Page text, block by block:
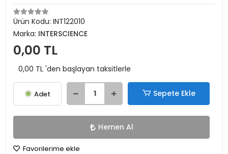
Ürün Kodu: INT122010
Marka: INTERSCIENCE
0,00 TL
0,00 TL 'den başlayan taksitlerle
Adet Sepete Ekle
Hemen Al
Favorilerime ekle